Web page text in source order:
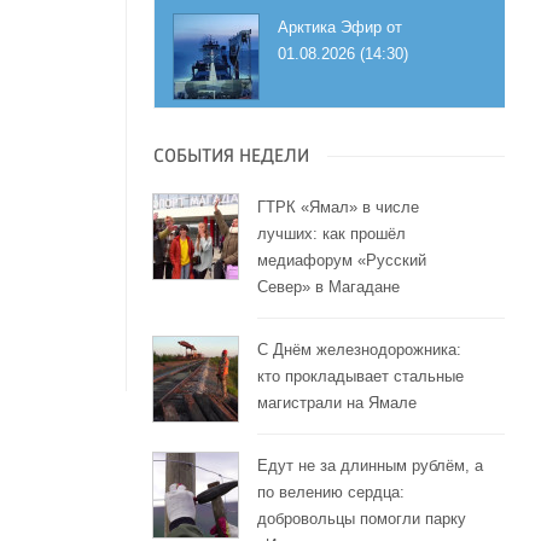
Арктика Эфир от
01.08.2026 (14:30)
СОБЫТИЯ НЕДЕЛИ
ГТРК «Ямал» в числе
лучших: как прошёл
медиафорум «Русский
Север» в Магадане
С Днём железнодорожника:
кто прокладывает стальные
магистрали на Ямале
Едут не за длинным рублём, а
по велению сердца:
добровольцы помогли парку